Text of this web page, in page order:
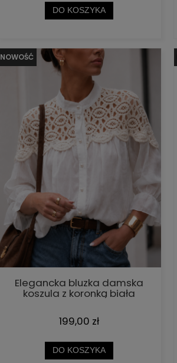
DO KOSZYKA
Elegancka bluzka damska
koszula z koronką biała
199,00 zł
DO KOSZYKA
NOWOŚĆ